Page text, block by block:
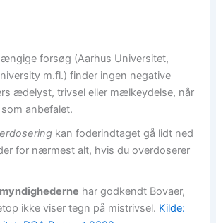
forsøg (Aarhus Universitet,
m.fl.) finder ingen negative
ædelyst, trivsel eller mælkeydelse, når
anbefalet.
kan foderindtaget gå lidt ned
for nærmest alt, hvis du overdoserer
har godkendt Bovaer,
ikke viser tegn på mistrivsel. Kilde: